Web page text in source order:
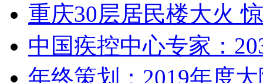
重庆30层居民楼大火
中国疾控中心专家：
年终策划：2019年度